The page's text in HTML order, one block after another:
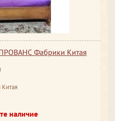
Фабрики Китая
наличие